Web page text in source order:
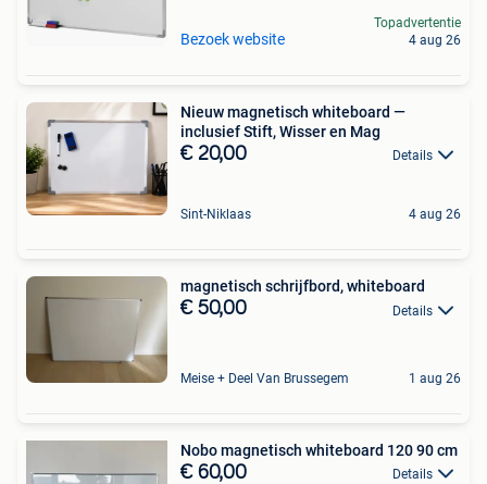
Bezoek website
Topadvertentie
4 aug 26
Nieuw magnetisch whiteboard —
inclusief Stift, Wisser en Mag
€ 20,00 Details
Sint-Niklaas 4 aug 26
magnetisch schrijfbord, whiteboard
€ 50,00 Details
Meise + Deel Van Brussegem 1 aug 26
Nobo magnetisch whiteboard 120 90 cm
€ 60,00 Details